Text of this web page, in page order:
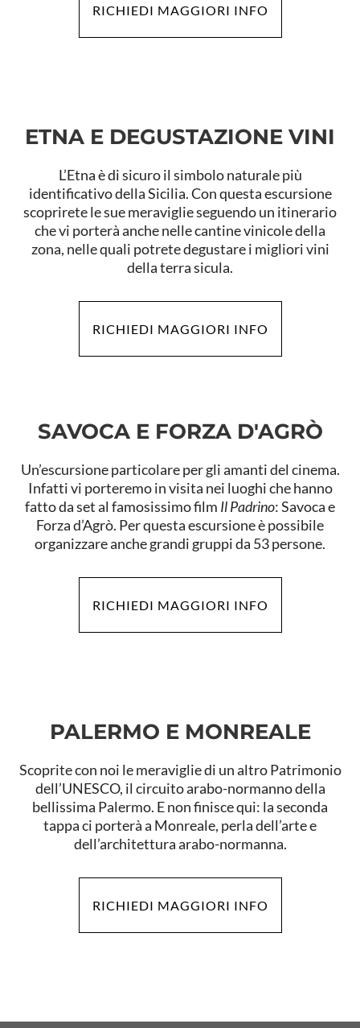
RICHIEDI MAGGIORI INFO
ETNA E DEGUSTAZIONE VINI
L’Etna è di sicuro il simbolo naturale più
identificativo della Sicilia. Con questa escursione
scoprirete le sue meraviglie seguendo un itinerario
che vi porterà anche nelle cantine vinicole della
zona, nelle quali potrete degustare i migliori vini
della terra sicula.
RICHIEDI MAGGIORI INFO
SAVOCA E FORZA D'AGRÒ
Un’escursione particolare per gli amanti del cinema.
Infatti vi porteremo in visita nei luoghi che hanno
fatto da set al famosissimo film Il Padrino: Savoca e
Forza d’Agrò. Per questa escursione è possibile
organizzare anche grandi gruppi da 53 persone.
RICHIEDI MAGGIORI INFO
PALERMO E MONREALE
Scoprite con noi le meraviglie di un altro Patrimonio
dell’UNESCO, il circuito arabo-normanno della
bellissima Palermo. E non finisce qui: la seconda
tappa ci porterà a Monreale, perla dell’arte e
dell’architettura arabo-normanna.
RICHIEDI MAGGIORI INFO